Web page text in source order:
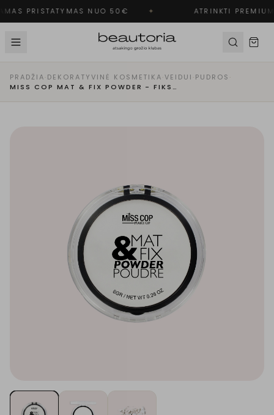
PRISTATYMAS NUO 50€ ✦ ATRINKTI
PRADŽIA·DEKORATYVINĖ KOSMETIKA·VEIDUI ·PUDROS ·
MISS COP MAT & FIX POWDER - FIKSUOJAMOJI PUDRA